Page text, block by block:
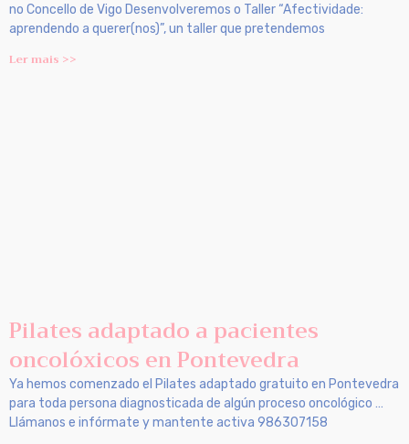
no Concello de Vigo Desenvolveremos o Taller “Afectividade:
aprendendo a querer(nos)”, un taller que pretendemos
Ler mais >>
Pilates adaptado a pacientes
oncolóxicos en Pontevedra
Ya hemos comenzado el Pilates adaptado gratuito en Pontevedra
para toda persona diagnosticada de algún proceso oncológico …
Llámanos e infórmate y mantente activa 986307158